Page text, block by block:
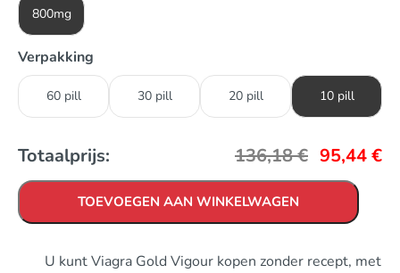
800mg
Verpakking
60 pill 30 pill 20 pill 10 pill
Totaalprijs: 136,18€ 95,44€
TOEVOEGEN AAN WINKELWAGEN
U kunt Viagra Gold Vigour kopen zonder recept, met